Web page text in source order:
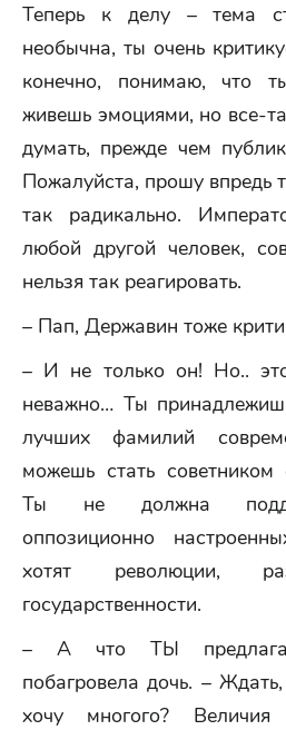
Теперь к делу – тема
необычна, ты очень
конечно, понимаю, что
живешь эмоциями, но все-
думать, прежде чем
Пожалуйста, прошу впредь
так радикально.
любой другой человек,
нельзя так реагировать.
– Пап, Державин тоже
– И не только он! Но..
неважно… Ты
лучших фамилий
можешь стать советником
Ты не должна
оппозиционно
хотят революции,
государственности.
– А что ТЫ
побагровела дочь. –
хочу многого?